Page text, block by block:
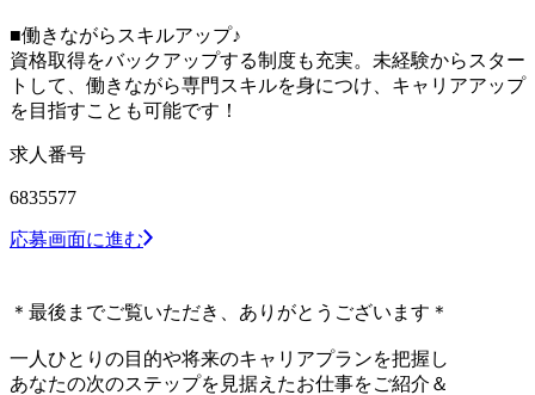
■働きながらスキルアップ♪
資格取得をバックアップする制度も充実。未経験からスター
トして、働きながら専門スキルを身につけ、キャリアアップ
を目指すことも可能です！
求人番号
6835577
応募画面に進む
＊最後までご覧いただき、ありがとうございます＊
一人ひとりの目的や将来のキャリアプランを把握し
あなたの次のステップを見据えたお仕事をご紹介＆